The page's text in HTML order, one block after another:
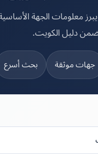
الجهة الأساسية
الكويت.
موثقة بحث أسرع